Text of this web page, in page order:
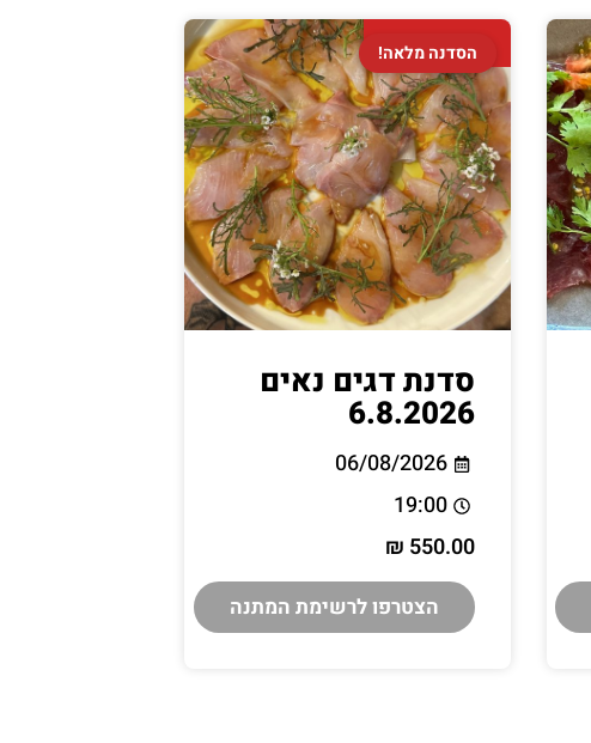
הסדנה מלאה!
הסדנה מלאה!
סדנת דגים נאים
6.8.2026
06/08/2026
19:00
₪ 550.00
הצטרפו לרשימת המתנה